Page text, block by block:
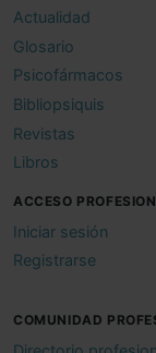
Actualidad
Glosario
Psicofármacos
Bibliopsiquis
Revistas
Libros
ACCESO
Iniciar sesión
Registrarse
COMUNIDAD